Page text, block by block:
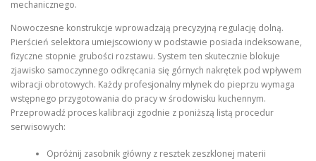
mechanicznego.
Nowoczesne konstrukcje wprowadzają precyzyjną regulację dolną.
Pierścień selektora umiejscowiony w podstawie posiada indeksowane,
fizyczne stopnie grubości rozstawu. System ten skutecznie blokuje
zjawisko samoczynnego odkręcania się górnych nakrętek pod wpływem
wibracji obrotowych. Każdy profesjonalny młynek do pieprzu wymaga
wstępnego przygotowania do pracy w środowisku kuchennym.
Przeprowadź proces kalibracji zgodnie z poniższą listą procedur
serwisowych:
Opróżnij zasobnik główny z resztek zeszklonej materii